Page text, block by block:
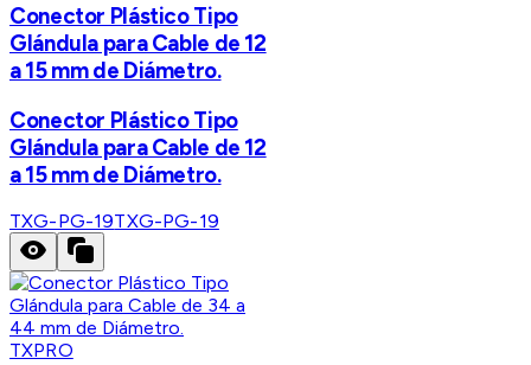
Conector Plástico Tipo
Glándula para Cable de 12
a 15 mm de Diámetro.
Conector Plástico Tipo
Glándula para Cable de 12
a 15 mm de Diámetro.
TXG-PG-19TXG-PG-19
TXPRO